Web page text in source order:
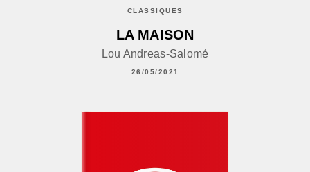
CLASSIQUES
LA MAISON
Lou Andreas-Salomé
26/05/2021